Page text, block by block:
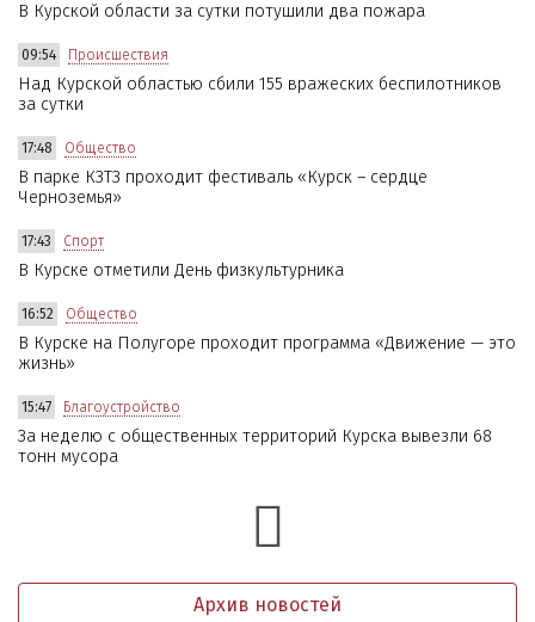
В Курской области за сутки потушили два пожара
09:54 Происшествия
Над Курской областью сбили 155 вражеских беспилотников
за сутки
17:48 Общество
В парке КЗТЗ проходит фестиваль «Курск – сердце
Черноземья»
17:43 Спорт
В Курске отметили День физкультурника
16:52 Общество
В Курске на Полугоре проходит программа «Движение — это
жизнь»
15:47 Благоустройство
За неделю с общественных территорий Курска вывезли 68
тонн мусора
Архив новостей